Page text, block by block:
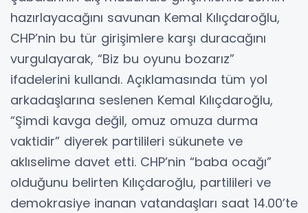
hazırlayacağını savunan Kemal Kılıçdaroğlu,
CHP’nin bu tür girişimlere karşı duracağını
vurgulayarak, “Biz bu oyunu bozarız”
ifadelerini kullandı. Açıklamasında tüm yol
arkadaşlarına seslenen Kemal Kılıçdaroğlu,
“Şimdi kavga değil, omuz omuza durma
vaktidir” diyerek partilileri sükunete ve
aklıselime davet etti. CHP’nin “baba ocağı”
olduğunu belirten Kılıçdaroğlu, partilileri ve
demokrasiye inanan vatandaşları saat 14.00’te